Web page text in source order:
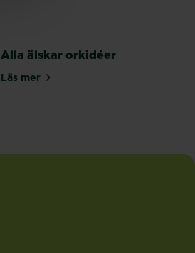
Alla älskar orkidéer
Läs merom Alla älskar orkidéer